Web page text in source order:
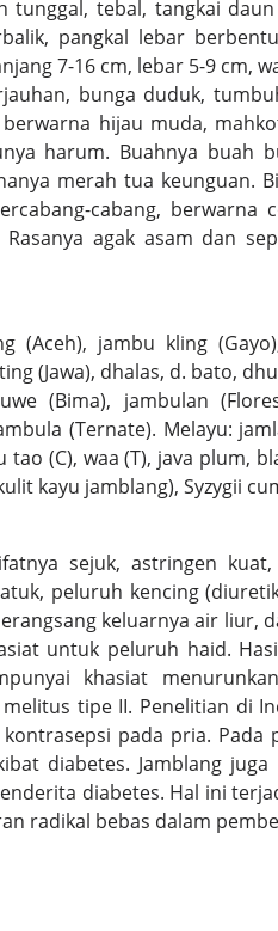
tunggal, tebal, tangkai
pangkal lebar
7-16 cm, lebar 5-9 cm,
bunga duduk,
hijau muda,
harum. Buahnya buah
merah tua keunguan.
cabang, berwarna
agak asam dan
(Aceh), jambu kling
(Jawa), dhalas, d. bato,
(Bima), jambulan
(Ternate). Melayu:
(C), waa (T), java plum,
kayu jamblang), Syzygii
sejuk, astringen
peluruh kencing
keluarnya air liur,
untuk peluruh haid.
khasiat
tipe II. Penelitian di
pada pria. Pada
diabetes. Jamblang
diabetes. Hal ini
radikal bebas dalam